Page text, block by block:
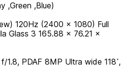
,Green ,Blue)
120Hz (2400 x 1080) Full
Glass 3 165.88 x 76.21 x
1.8, PDAF 8MP Ultra wide 118 ํ,